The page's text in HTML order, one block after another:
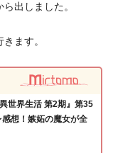
出しました。
ます。
世界生活 第2期』第35
想！嫉妬の魔女が全